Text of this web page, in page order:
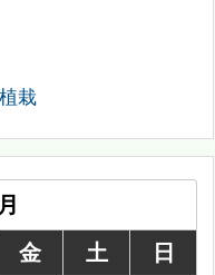
栽
金 土
日